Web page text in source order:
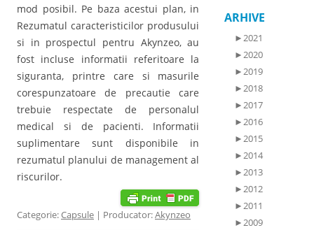
mod posibil. Pe baza acestui plan, in
Rezumatul caracteristicilor produsului
si in prospectul pentru Akynzeo, au
fost incluse informatii referitoare la
siguranta, printre care si masurile
corespunzatoare de precautie care
trebuie respectate de personalul
medical si de pacienti. Informatii
suplimentare sunt disponibile in
rezumatul planului de management al
riscurilor.
Categorie:Capsule | Producator:Akynzeo
ARHIVE
►2021
►2020
►2019
►2018
►2017
►2016
►2015
►2014
►2013
►2012
►2011
►2009